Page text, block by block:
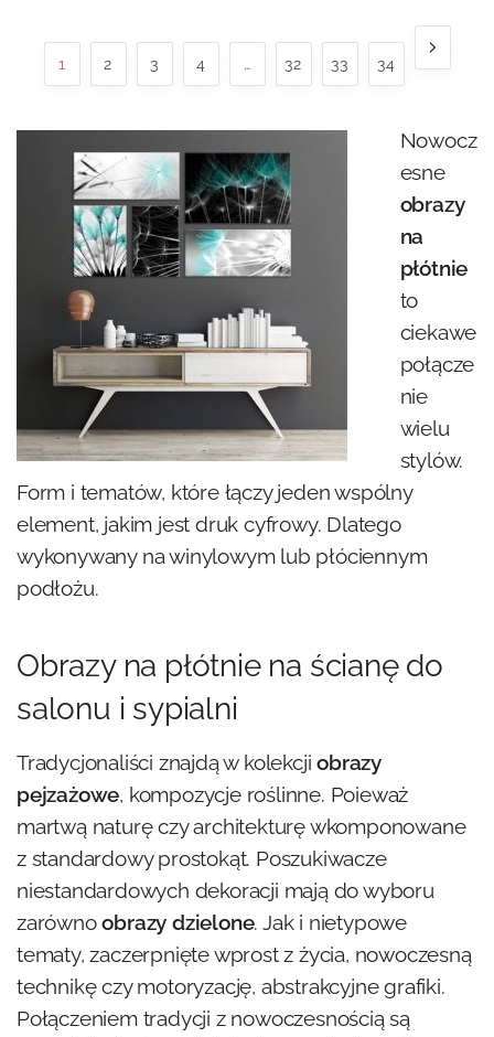
1 2 3 4 … 32 33 34
Nowocz
esne
obrazy
na
płótnie
to
ciekawe
połącze
nie
wielu
stylów.
Form i tematów, które łączy jeden wspólny
element, jakim jest druk cyfrowy. Dlatego
wykonywany na winylowym lub płóciennym
podłożu.
Obrazy na płótnie na ścianę do
salonu i sypialni
Tradycjonaliści znajdą w kolekcjiobrazy
pejzażowe, kompozycje roślinne. Poieważ
martwą naturę czy architekturę wkomponowane
z standardowy prostokąt. Poszukiwacze
niestandardowych dekoracji mają do wyboru
zarównoobrazy dzielone. Jak i nietypowe
tematy, zaczerpnięte wprost z życia, nowoczesną
technikę czy motoryzację, abstrakcyjne grafiki.
Połączeniem tradycji z nowoczesnością są